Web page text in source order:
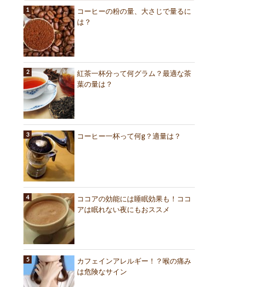
コーヒーの粉の量、大さじで量るに
は？
紅茶一杯分って何グラム？最適な茶
葉の量は？
コーヒー一杯って何g？適量は？
ココアの効能には睡眠効果も！ココ
アは眠れない夜にもおススメ
カフェインアレルギー！？喉の痛み
は危険なサイン